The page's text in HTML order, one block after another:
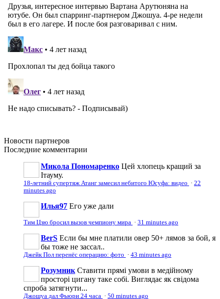
Новости партнеров
Последние комментарии
Микола Пономаренко Цей хлопець кращий за
Ітауму.
18-летний супертяж Атанг замесил небитого Юсуфа: видео · 22
minutes ago
Илья97 Его уже дали
Тим Цзю бросил вызов чемпиону мира · 31 minutes ago
BerS Если бы мне платили овер 50+ лямов за бой, я
бы тоже не зассал..
Джейк Пол перенёс операцию: фото · 43 minutes ago
Розумник Ставити прямі умови в медійному
просторі цигану таке собі. Виглядає як свідома
спроба затягнути...
Джошуа дал Фьюри 24 часа · 50 minutes ago